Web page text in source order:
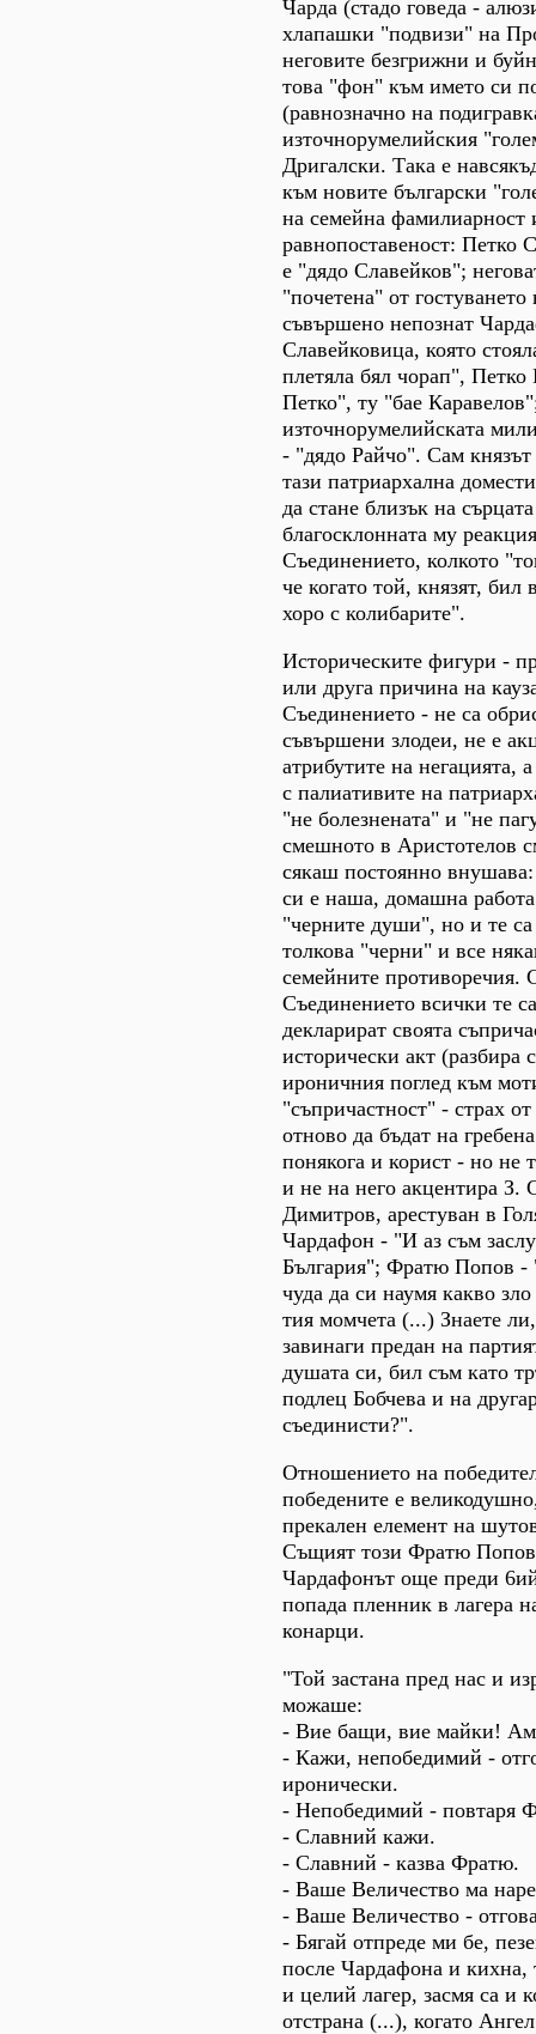
Чарда (стадо говеда -
хлапашки "подвизи" на
неговите безгрижни и
това "фон" към името си
(равнозначно на
източнорумелийския
Дригалски. Така е
към новите български
на семейна фамилиарност
равнопоставеност: Петко
е "дядо Славейков";
"почетена" от гостуването
съвършено непознат
Славейковица, която
плетяла бял чорап", Петко
Петко", ту "бае
източнорумелийската
- "дядо Райчо". Сам
тази патриархална
да стане близък на
благосклонната му
Съединението, колкото
че когато той, князят, бил
хоро с колибарите".
Историческите фигури -
или друга причина на
Съединението - не са
съвършени злодеи, не е
атрибутите на негацията,
с палиативите на
"не болезнената" и "не
смешното в Аристотелов
сякаш постоянно внушава:
си е наша, домашна
"черните души", но и те са
толкова "черни" и все
семейните противоречия.
Съединението всички те
декларират своята
исторически акт (разбира
ироничния поглед към
"съпричастност" - страх
отново да бъдат на
понякога и корист - но не
и не на него акцентира З.
Димитров, арестуван в
Чардафон - "И аз съм
България"; Фратю Попов -
чуда да си наумя какво
тия момчета (...) Знаете
завинаги предан на
душата си, бил съм като
подлец Бобчева и на
съединисти?".
Отношението на
победените е
прекален елемент на
Същият този Фратю
Чардафонът още преди
попада пленник в лагера
конарци.
"Той застана пред нас и
можаше:
- Вие бащи, вие майки!
- Кажи, непобедимий -
иронически.
- Непобедимий - повтаря
- Славний кажи.
- Славний - казва Фратю.
- Ваше Величество ма
- Ваше Величество -
- Бягай отпреде ми бе,
после Чардафона и кихна,
и целий лагер, засмя са и
отстрана (...), когато